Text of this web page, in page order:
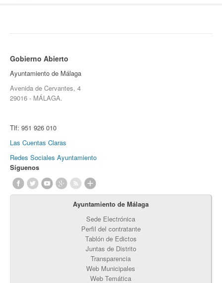
Gobierno Abierto
Ayuntamiento de Málaga
Avenida de Cervantes, 4
29016 - MÁLAGA.
Tlf: 951 926 010
Las Cuentas Claras
Redes Sociales Ayuntamiento
Síguenos
Ayuntamiento de Málaga
Sede Electrónica
Perfil del contratante
Tablón de Edictos
Juntas de Distrito
Transparencia
Web Municipales
Web Temática